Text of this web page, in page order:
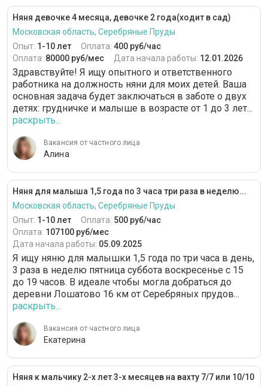
Няня девочке 4 месяца, девочке 2 года(ходит в сад)
Московская область, Серебряные Пруды
Опыт: 1-10 лет Оплата: 400 руб/час
Оплата: 80000 руб/мес Дата начала работы: 12.01.2026
Здравствуйте! Я ищу опытного и ответственного
работника на должность няни для моих детей. Ваша
основная задача будет заключаться в заботе о двух
детях: грудничке и малыше в возрасте от 1 до 3 лет...
раскрыть...
Вакансия от частного лица
Алина
Няня для малыша 1,5 года по 3 часа три раза в неделю...
Московская область, Серебряные Пруды
Опыт: 1-10 лет Оплата: 500 руб/час
Оплата: 107100 руб/мес
Дата начала работы: 05.09.2025
Я ищу няню для малышки 1,5 года по три часа в день,
3 раза в неделю пятница суббота воскресенье с 15
до 19 часов. В идеале чтобы могла добраться до
деревни Лошатово 16 км от Серебряных прудов...
раскрыть...
Вакансия от частного лица
Екатерина
Няня к мальчику 2-х лет 3-х месяцев на вахту 7/7 или 10/10